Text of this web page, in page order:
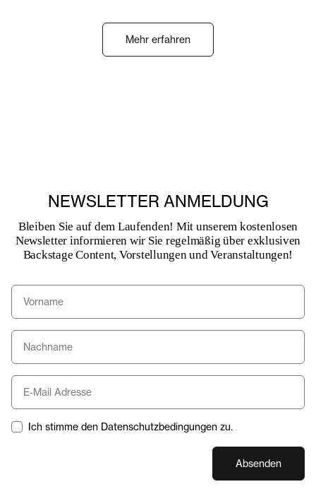
Mehr erfahren
NEWSLETTER ANMELDUNG
Bleiben Sie auf dem Laufenden! Mit unserem kostenlosen
Newsletter informieren wir Sie regelmäßig über exklusiven
Backstage Content, Vorstellungen und Veranstaltungen!
Ich stimme den Datenschutzbedingungen zu.
Absenden